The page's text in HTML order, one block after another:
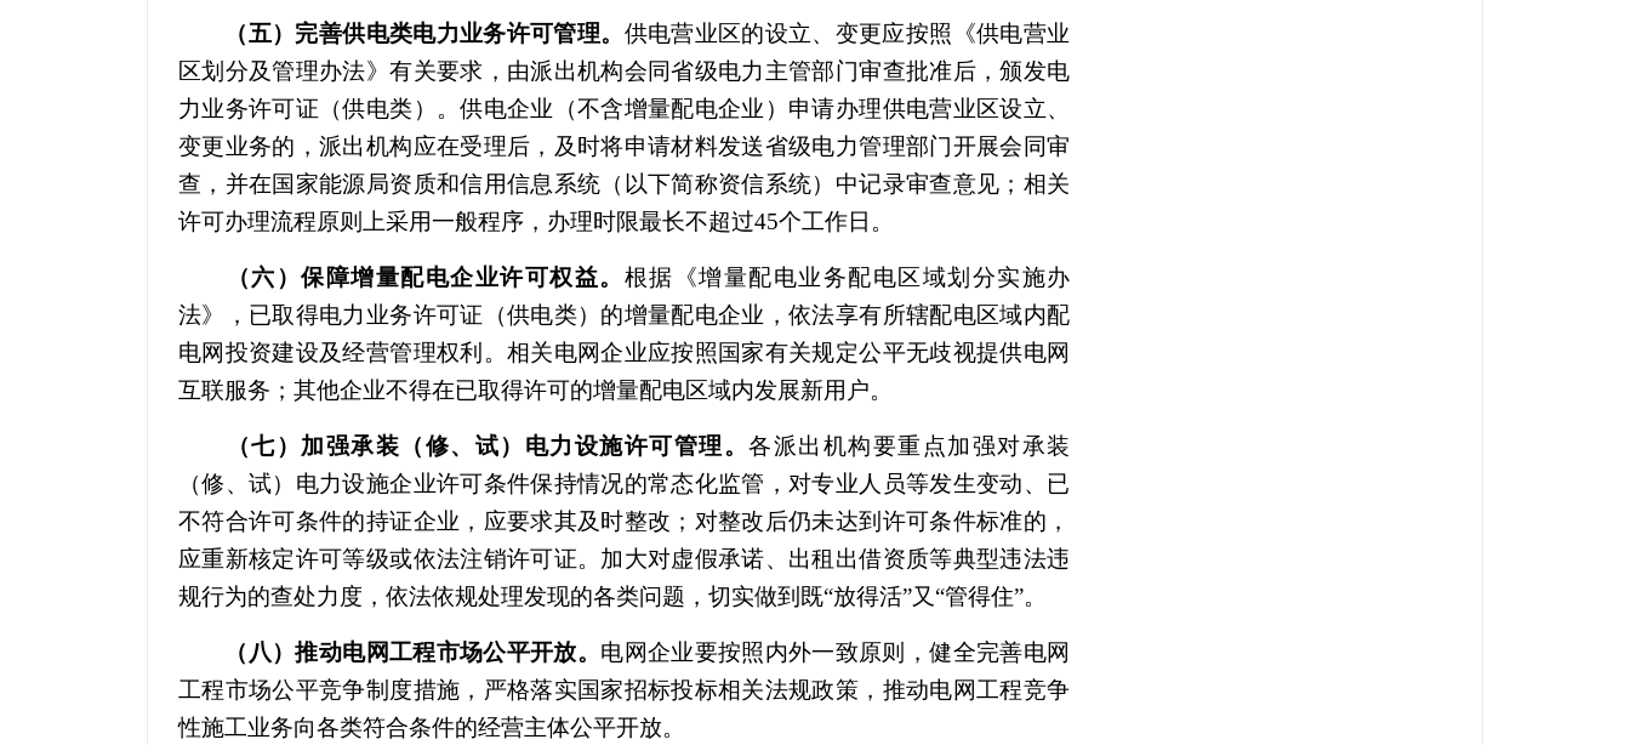
（五）完善供电类电力业务许可管理。 供电营业区的设立、变更应按照《供电营业
区划分及管理办法》有关要求，由派出机构会同省级电力主管部门审查批准后，颁发电
力业务许可证（供电类）。供电企业（不含增量配电企业）申请办理供电营业区设立、
变更业务的，派出机构应在受理后，及时将申请材料发送省级电力管理部门开展会同审
查，并在国家能源局资质和信用信息系统（以下简称资信系统）中记录审查意见；相关
许可办理流程原则上采用一般程序，办理时限最长不超过45个工作日。
（六）保障增量配电企业许可权益。 根据《增量配电业务配电区域划分实施办
法》，已取得电力业务许可证（供电类）的增量配电企业，依法享有所辖配电区域内配
电网投资建设及经营管理权利。相关电网企业应按照国家有关规定公平无歧视提供电网
互联服务；其他企业不得在已取得许可的增量配电区域内发展新用户。
（七）加强承装（修、试）电力设施许可管理。 各派出机构要重点加强对承装
（修、试）电力设施企业许可条件保持情况的常态化监管，对专业人员等发生变动、已
不符合许可条件的持证企业，应要求其及时整改；对整改后仍未达到许可条件标准的，
应重新核定许可等级或依法注销许可证。加大对虚假承诺、出租出借资质等典型违法违
规行为的查处力度，依法依规处理发现的各类问题，切实做到既“放得活”又“管得住”。
（八）推动电网工程市场公平开放。 电网企业要按照内外一致原则，健全完善电网
工程市场公平竞争制度措施，严格落实国家招标投标相关法规政策，推动电网工程竞争
性施工业务向各类符合条件的经营主体公平开放。